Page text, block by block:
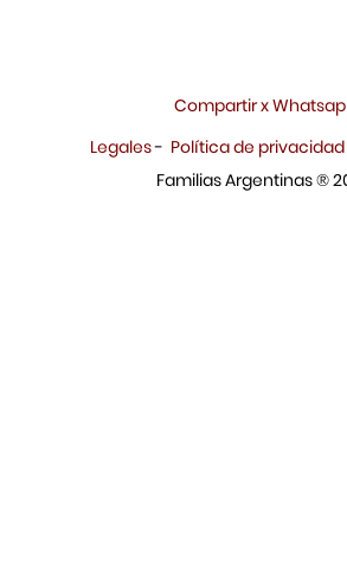
Compartir x
Legales- Política de privacidad
Familias Argentinas ®